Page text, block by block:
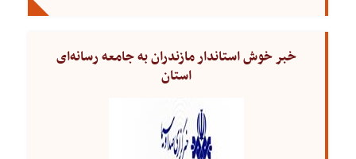
خبر خوش استاندار مازندران به جامعه رسانه‌ای
استان